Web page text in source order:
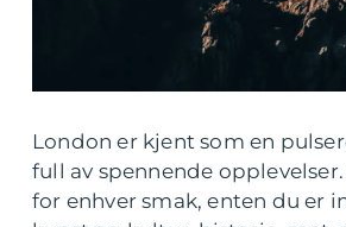
London er kjent som en
full av spennende
for enhver smak, enten du er